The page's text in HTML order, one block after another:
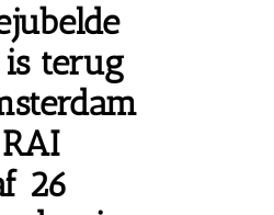
is terug
26